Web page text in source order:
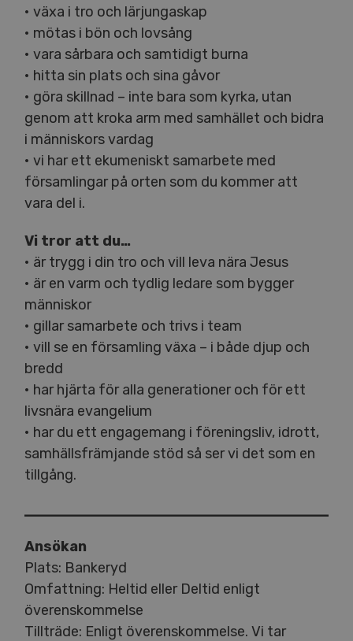
• växa i tro och lärjungaskap
• mötas i bön och lovsång
• vara sårbara och samtidigt burna
• hitta sin plats och sina gåvor
• göra skillnad – inte bara som kyrka, utan
genom att kroka arm med samhället och bidra
i människors vardag
• vi har ett ekumeniskt samarbete med
församlingar på orten som du kommer att
vara del i.
Vi tror att du…
• är trygg i din tro och vill leva nära Jesus
• är en varm och tydlig ledare som bygger
människor
• gillar samarbete och trivs i team
• vill se en församling växa – i både djup och
bredd
• har hjärta för alla generationer och för ett
livsnära evangelium
• har du ett engagemang i föreningsliv, idrott,
samhällsfrämjande stöd så ser vi det som en
tillgång.
Ansökan
Plats: Bankeryd
Omfattning: Heltid eller Deltid enligt
överenskommelse
Tillträde: Enligt överenskommelse. Vi tar